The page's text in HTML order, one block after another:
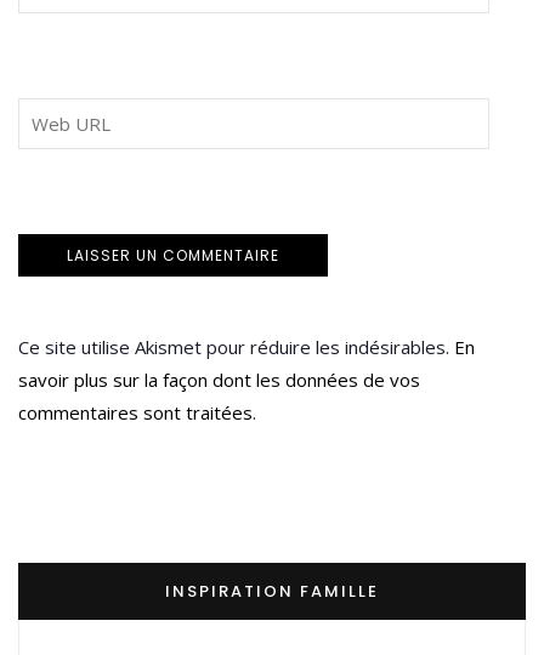
Ce site utilise Akismet pour réduire les indésirables. En
savoir plus sur la façon dont les données de vos
commentaires sont traitées.
INSPIRATION FAMILLE